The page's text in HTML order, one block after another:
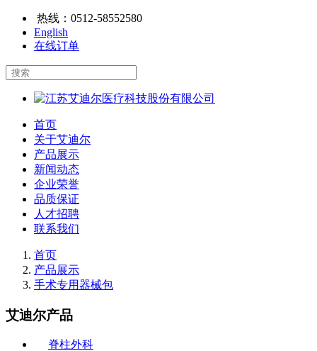
热线： 0512-58552580
English
在线订单
首页
关于艾迪尔
产品展示
新闻动态
企业荣誉
品质保证
人才招聘
联系我们
首页
产品展示
手术专用器械包
艾迪尔产品
脊柱外科